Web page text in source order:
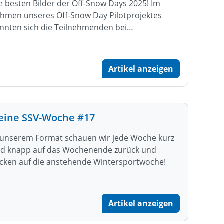
besten Bilder der Off-Snow Days 2025! Im
unseres Off-Snow Day Pilotprojektes
sich die Teilnehmenden bei…
Artikel anzeigen
SSV-Woche #17
Format schauen wir jede Woche kurz
knapp auf das Wochenende zurück und
auf die anstehende Wintersportwoche!
Artikel anzeigen